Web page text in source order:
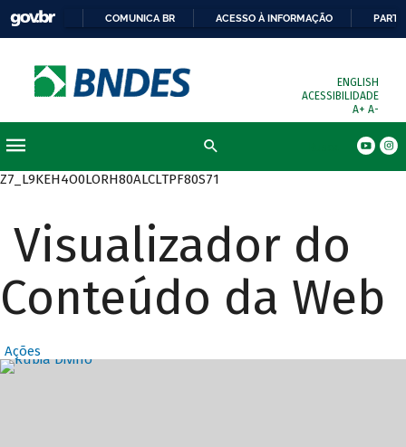
COMUNICA BR ACESSO À INFORMAÇÃO
ENGLISH
ACESSIBILIDADE
A+ A-
Z7_L9KEH4O0LORH80ALCLTPF80S71
Visualizador do
Conteúdo da Web
Ações
Destaques